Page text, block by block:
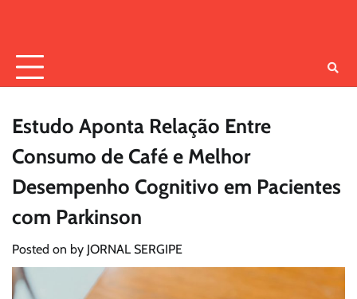
Estudo Aponta Relação Entre
Consumo de Café e Melhor
Desempenho Cognitivo em Pacientes
com Parkinson
Posted on by JORNAL SERGIPE